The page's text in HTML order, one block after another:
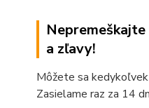
a zľavy!
Môžete sa
Zasielame raz za 14